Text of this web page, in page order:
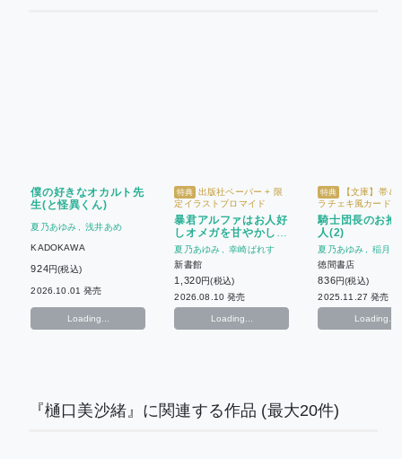
僕の好きなオカルト先
生(と怪異くん)
夏乃あゆみ 浅井あめ
KADOKAWA
924円(税込)
2026.10.01 発売
Loading...
特典 出版社ペーパー + 限
定イラストブロマイド
暴君アルファはお人好
しオメガを甘やかした
い
夏乃あゆみ
幸崎ぱれす
新書館
1,320円(税込)
2026.08.10 発売
Loading...
特典
【文庫】帯＆
ラチェキ風カード
バースデーフェア
ホーリン特典イラス
マイド
騎士団長のお抱
人(2)
夏乃あゆみ
稲月し
徳間書店
836円(税込)
2025.11.27 発売
Loading...
『樋口美沙緒』に関連する作品 (最大20件)